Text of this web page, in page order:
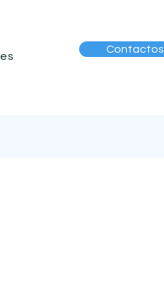
Contactos